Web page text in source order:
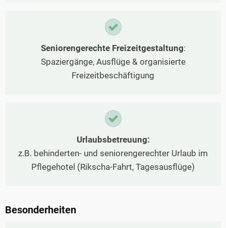
Seniorengerechte Freizeitgestaltung:
Spaziergänge, Ausflüge & organisierte
Freizeitbeschäftigung
Urlaubsbetreuung:
z.B. behinderten- und seniorengerechter Urlaub im
Pflegehotel (Rikscha-Fahrt, Tagesausflüge)
Besonderheiten